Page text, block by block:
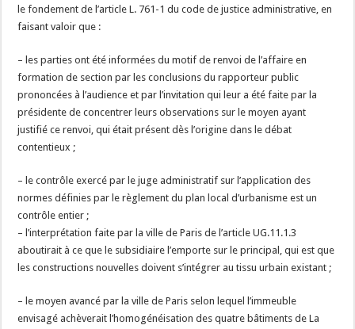
le fondement de l’article L. 761-1 du code de justice administrative, en
faisant valoir que :
– les parties ont été informées du motif de renvoi de l’affaire en
formation de section par les conclusions du rapporteur public
prononcées à l’audience et par l’invitation qui leur a été faite par la
présidente de concentrer leurs observations sur le moyen ayant
justifié ce renvoi, qui était présent dès l’origine dans le débat
contentieux ;
– le contrôle exercé par le juge administratif sur l’application des
normes définies par le règlement du plan local d’urbanisme est un
contrôle entier ;
– l’interprétation faite par la ville de Paris de l’article UG.11.1.3
aboutirait à ce que le subsidiaire l’emporte sur le principal, qui est que
les constructions nouvelles doivent s’intégrer au tissu urbain existant ;
– le moyen avancé par la ville de Paris selon lequel l’immeuble
envisagé achèverait l’homogénéisation des quatre bâtiments de La